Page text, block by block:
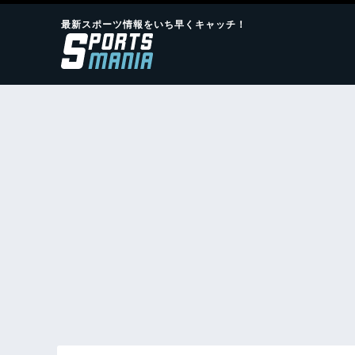
最新スポーツ情報をいち早くキャッチ！